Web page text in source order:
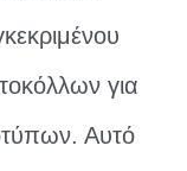
για
Αυτό